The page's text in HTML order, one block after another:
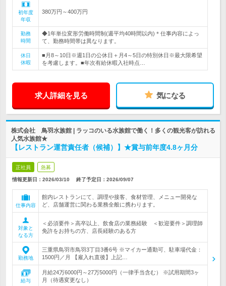
初年度
年収
380万円～400万円
勤務
時間
◆1年単位変形労働時間制(週平均40時間以内)＊仕事内容によっ
て、勤務時間帯は異なります。
休日
休暇
■月8～10日※週1日の公休日＋月4～5日の特別休日※最大限希望
を考慮します。■年次有給休暇入社時点…
求人詳細を見る 気になる
株式会社 鳥羽水族館 | ラッコのいる水族館で働く！多くの観光客が訪れる
人気水族館★
【レストラン運営責任者（候補）】★賞与前年度4.8ヶ月分
正社員 急募
情報更新日：2026/03/10 終了予定日： 2026/09/07
仕事内容
館内レストランにて、調理や接客、食材管理、メニュー開発な
ど、店舗運営に関わる業務全般に携わります。
対象と
なる方
＜必須要件＞高卒以上、飲食店の業務経験 ＜歓迎要件＞調理師
免許をお持ちの方、店長経験のある方
勤務地
三重県鳥羽市鳥羽3丁目3番6号 ※マイカー通勤可、駐車場代金：
1500円／月 【雇入れ直後】上記…
給与
月給24万6000円～27万5000円（一律手当含む） ※試用期間3ヶ
月（待遇変更なし）